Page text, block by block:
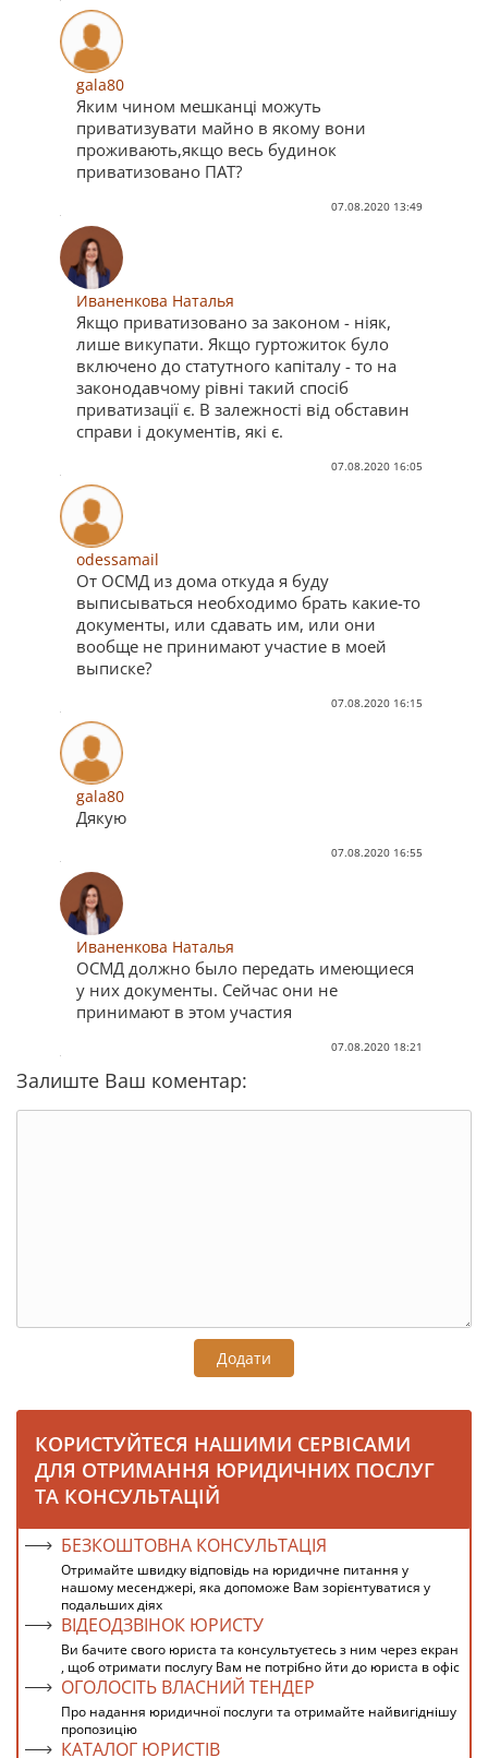
gala80
Яким чином мешканці можуть
приватизувати майно в якому вони
проживають,якщо весь будинок
приватизовано ПАТ?
07.08.2020 13:49
Иваненкова Наталья
Якщо приватизовано за законом - ніяк,
лише викупати. Якщо гуртожиток було
включено до статутного капіталу - то на
законодавчому рівні такий спосіб
приватизації є. В залежності від обставин
справи і документів, які є.
07.08.2020 16:05
odessamail
От ОСМД из дома откуда я буду
выписываться необходимо брать какие-то
документы, или сдавать им, или они
вообще не принимают участие в моей
выписке?
07.08.2020 16:15
gala80
Дякую
07.08.2020 16:55
Иваненкова Наталья
ОСМД должно было передать имеющиеся
у них документы. Сейчас они не
принимают в этом участия
07.08.2020 18:21
Залиште Ваш коментар:
Додати
КОРИСТУЙТЕСЯ НАШИМИ СЕРВІСАМИ
ДЛЯ ОТРИМАННЯ ЮРИДИЧНИХ ПОСЛУГ
ТА КОНСУЛЬТАЦІЙ
БЕЗКОШТОВНА КОНСУЛЬТАЦІЯ
Отримайте швидку відповідь на юридичне питання у
нашому месенджері, яка допоможе Вам зорієнтуватися у
подальших діях
ВІДЕОДЗВІНОК ЮРИСТУ
Ви бачите свого юриста та консультуєтесь з ним через екран
, щоб отримати послугу Вам не потрібно йти до юриста в офіс
ОГОЛОСІТЬ ВЛАСНИЙ ТЕНДЕР
Про надання юридичної послуги та отримайте найвигіднішу
пропозицію
КАТАЛОГ ЮРИСТІВ